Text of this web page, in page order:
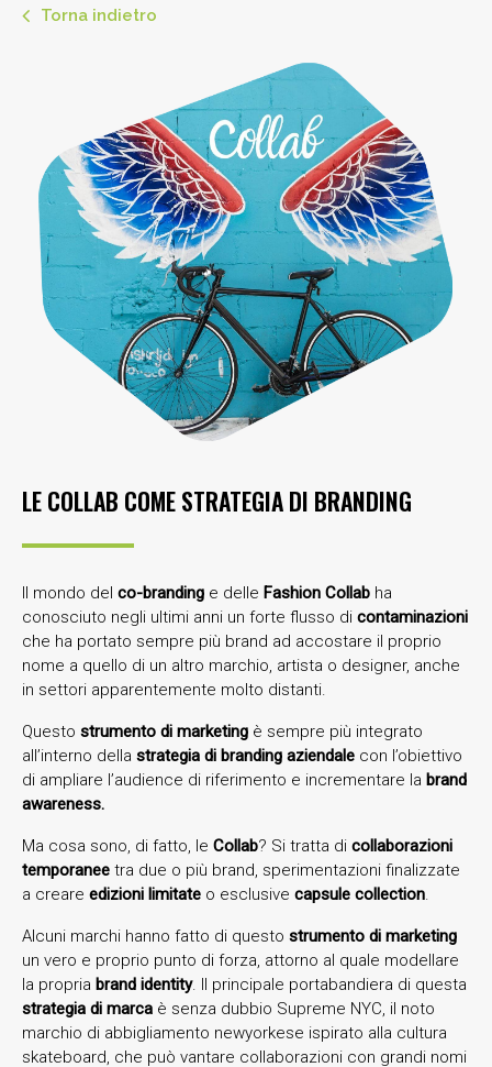
Torna indietro
LE COLLAB COME STRATEGIA DI BRANDING
Il mondo del co-branding e delle Fashion Collab ha
conosciuto negli ultimi anni un forte flusso di contaminazioni
che ha portato sempre più brand ad accostare il proprio
nome a quello di un altro marchio, artista o designer, anche
in settori apparentemente molto distanti.
Questo strumento di marketing è sempre più integrato
all’interno della strategia di branding aziendale con l’obiettivo
di ampliare l’audience di riferimento e incrementare la brand
awareness.
Ma cosa sono, di fatto, le Collab? Si tratta di collaborazioni
temporanee tra due o più brand, sperimentazioni finalizzate
a creare edizioni limitate o esclusive capsule collection.
Alcuni marchi hanno fatto di questo strumento di marketing
un vero e proprio punto di forza, attorno al quale modellare
la propria brand identity. Il principale portabandiera di questa
strategia di marca è senza dubbio Supreme NYC, il noto
marchio di abbigliamento newyorkese ispirato alla cultura
skateboard, che può vantare collaborazioni con grandi nomi